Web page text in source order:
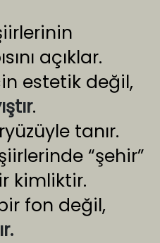
açıklar.
estetik değil,
.
tanır.
“şehir”
kimliktir.
fon değil,